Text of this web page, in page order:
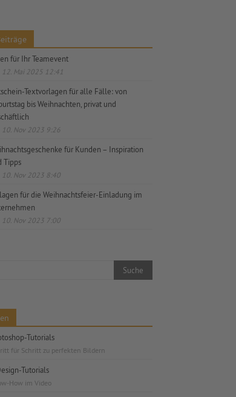
für Ihr Teamevent
12. Mai 2025 12:41
Textvorlagen für alle Fälle: von
bis Weihnachten, privat und
10. Nov 2023 9:26
für Kunden – Inspiration
Tipps
10. Nov 2023 8:40
für die Weihnachtsfeier-Einladung im
10. Nov 2023 7:00
Tutorials
für Schritt zu perfekten Bildern
Tutorials
How im Video